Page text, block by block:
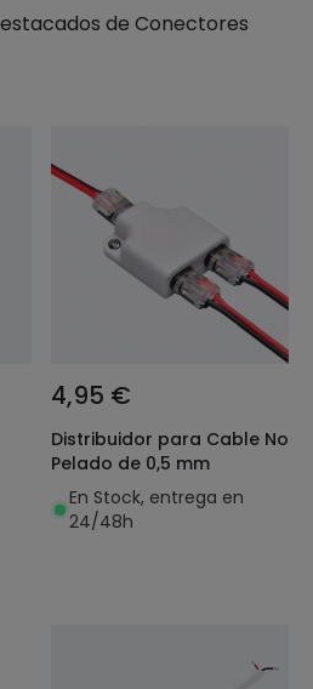
de Conectores
4,95 €
Distribuidor para Cable No
Pelado de 0,5 mm
En Stock, entrega en
24/48h